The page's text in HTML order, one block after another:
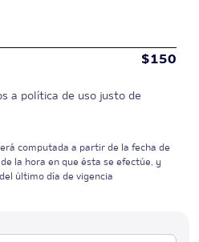
$150
a política de uso justo de
computada a partir de la fecha de
la hora en que ésta se efectúe, y
último día de vigencia